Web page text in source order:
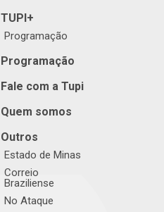
TUPI+
Programação
Programação
Fale com a Tupi
Quem somos
Outros
Estado de Minas
Correio
Braziliense
No Ataque